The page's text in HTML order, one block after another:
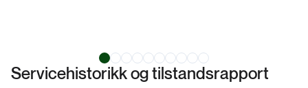
Servicehistorikk og tilstandsrapport